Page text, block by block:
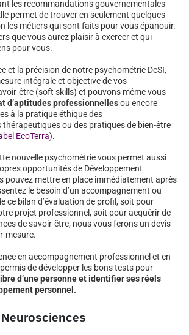
les recommandations gouvernementales
permet de trouver en seulement quelques
les métiers qui sont faits pour vous épanouir.
que vous aurez plaisir à exercer et qui
pour vous.
et la précision de notre psychométrie DeSI,
intégrale et objective de vos
être (soft skills) et pouvons même vous
d’aptitudes professionnellesou encore
à la pratique éthique des
ou des pratiques de bien-être
EcoTerra).
nouvelle psychométrie vous permet aussi
opportunités de Développement
pouvez mettre en place immédiatement après
le besoin d’un accompagnement ou
ce bilan d’évaluation de profil, soit pour
projet professionnel, soit pour acquérir de
de savoir-être, nous vous ferons un devis
mesure.
en accompagnement professionnel et en
de développer les bons tests pour
d’une personne et identifier ses réels
personnel.
Neurosciences